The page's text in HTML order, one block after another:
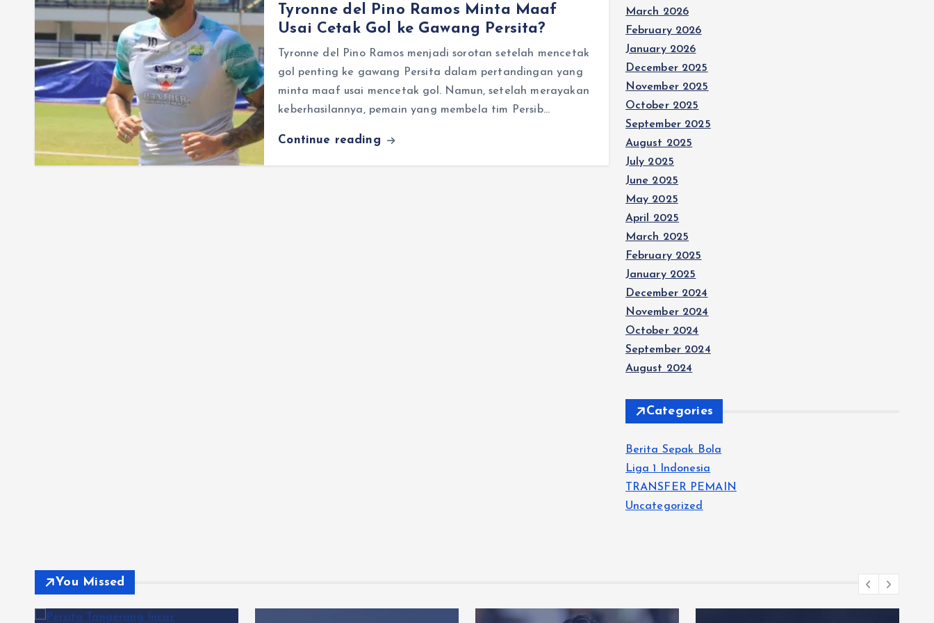
Tyronne del Pino Ramos Minta Maaf
Usai Cetak Gol ke Gawang Persita?
Tyronne del Pino Ramos menjadi sorotan setelah mencetak
gol penting ke gawang Persita dalam pertandingan yang
minta maaf usai mencetak gol. Namun, setelah merayakan
keberhasilannya, pemain yang membela tim Persib…
Continue reading
March 2026
February 2026
January 2026
December 2025
November 2025
October 2025
September 2025
August 2025
July 2025
June 2025
May 2025
April 2025
March 2025
February 2025
January 2025
December 2024
November 2024
October 2024
September 2024
August 2024
Categories
Berita Sepak Bola
Liga 1 Indonesia
TRANSFER PEMAIN
Uncategorized
You Missed